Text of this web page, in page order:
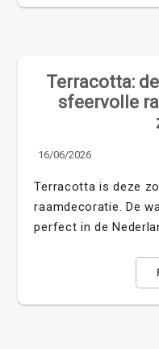
Terracotta:
sfeervolle
16/06/2026
Terracotta is deze
raamdecoratie. De
perfect in de